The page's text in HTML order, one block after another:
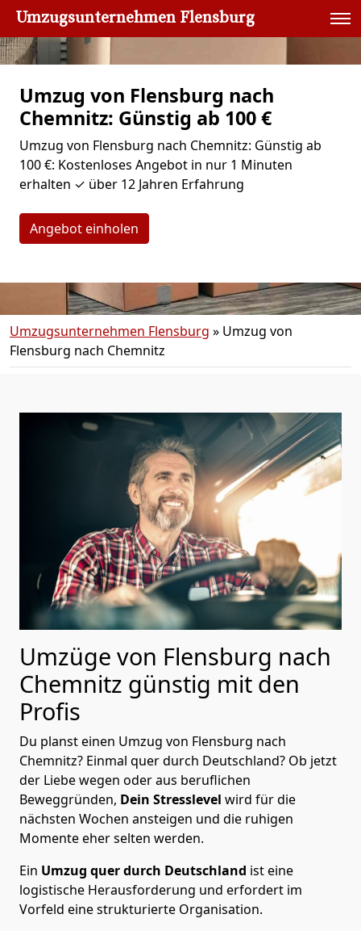
Umzugsunternehmen Flensburg
Umzug von Flensburg nach
Chemnitz: Günstig ab 100 €
Umzug von Flensburg nach Chemnitz: Günstig ab
100 €: Kostenloses Angebot in nur 1 Minuten
erhalten ✓ über 12 Jahren Erfahrung
Angebot einholen
Umzugsunternehmen Flensburg » Umzug von
Flensburg nach Chemnitz
Umzüge von Flensburg nach
Chemnitz günstig mit den
Profis
Du planst einen Umzug von Flensburg nach
Chemnitz? Einmal quer durch Deutschland? Ob jetzt
der Liebe wegen oder aus beruflichen
Beweggründen, Dein Stresslevel wird für die
nächsten Wochen ansteigen und die ruhigen
Momente eher selten werden.
Ein Umzug quer durch Deutschland ist eine
logistische Herausforderung und erfordert im
Vorfeld eine strukturierte Organisation.